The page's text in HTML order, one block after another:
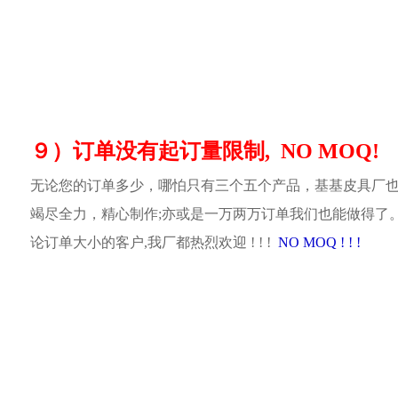
９）订单没有起订量限制, NO MOQ!
无论您的订单多少，哪怕只有三个五个产品，基基皮具厂
竭尽全力，精心制作;亦或是一万两万订单我们也能做得了
论订单大小的客户,我厂都热烈欢迎 ! ! ! NO MOQ ! ! !